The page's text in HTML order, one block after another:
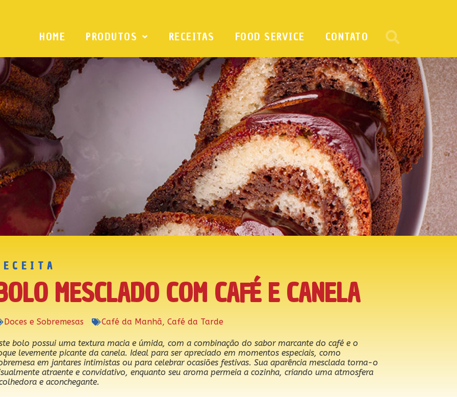
HOME PRODUTOS RECEITAS FOOD SERVICE CONTATO
MESCLADO COM CAFÉ E CANELA
Doces e Sobremesas Café da Manhã, Café da Tarde
bolo possui uma textura macia e úmida, com a combinação do sabor marcante do café e o
levemente picante da canela. Ideal para ser apreciado em momentos especiais, como
em jantares intimistas ou para celebrar ocasiões festivas. Sua aparência mesclada torna-o
atraente e convidativo, enquanto seu aroma permeia a cozinha, criando uma atmosfera
e aconchegante.